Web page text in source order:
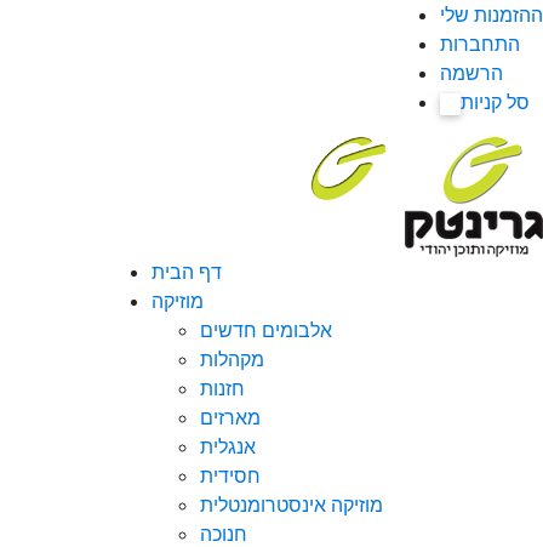
ההזמנות שלי
התחברות
הרשמה
סל קניות
דף הבית
מוזיקה
אלבומים חדשים
מקהלות
חזנות
מארזים
אנגלית
חסידית
מוזיקה אינסטרומנטלית
חנוכה